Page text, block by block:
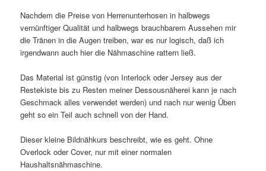
Nachdem die Preise von Herrenunterhosen in halbwegs
vernünftiger Qualität und halbwegs brauchbarem Aussehen mir
die Tränen in die Augen treiben, war es nur logisch, daß ich
irgendwann auch hier die Nähmaschine rattern ließ.
Das Material ist günstig (von Interlock oder Jersey aus der
Restekiste bis zu Resten meiner Dessousnäherei kann je nach
Geschmack alles verwendet werden) und nach nur wenig Üben
geht so ein Teil auch schnell von der Hand.
Dieser kleine Bildnähkurs beschreibt, wie es geht. Ohne
Overlock oder Cover, nur mit einer normalen
Haushaltsnähmaschine.